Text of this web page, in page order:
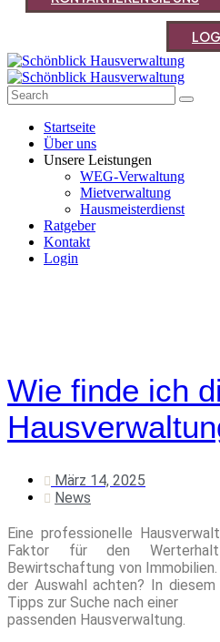
LOG
Startseite
Über uns
Unsere Leistungen
WEG-Verwaltung
Mietverwaltung
Hausmeisterdienst
Ratgeber
Kontakt
Login
Wie finde ich
März 14, 2025
News
Eine professionelle
Faktor für den
Bewirtschaftung von
der Auswahl achten? In
Tipps zur Suche nach einer
passenden Hausverwaltung.